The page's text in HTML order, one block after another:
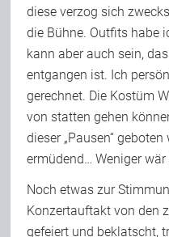
diese verzog sich
die Bühne. Outfits habe
kann aber auch sein,
entgangen ist. Ich
gerechnet. Die Kostüm
von statten gehen
dieser „Pausen“
ermüdend… Weniger
Noch etwas zur
Konzertauftakt von den
gefeiert und beklatscht,